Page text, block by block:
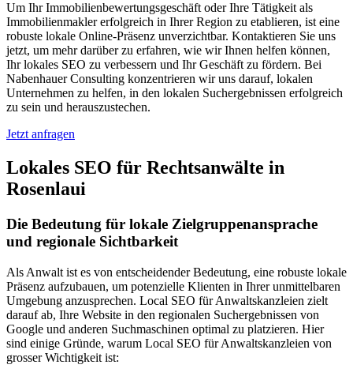
Um Ihr Immobilienbewertungsgeschäft oder Ihre Tätigkeit als
Immobilienmakler erfolgreich in Ihrer Region zu etablieren, ist eine
robuste lokale Online-Präsenz unverzichtbar. Kontaktieren Sie uns
jetzt, um mehr darüber zu erfahren, wie wir Ihnen helfen können,
Ihr lokales SEO zu verbessern und Ihr Geschäft zu fördern. Bei
Nabenhauer Consulting konzentrieren wir uns darauf, lokalen
Unternehmen zu helfen, in den lokalen Suchergebnissen erfolgreich
zu sein und herauszustechen.
Jetzt anfragen
Lokales SEO für Rechtsanwälte in
Rosenlaui
Die Bedeutung für lokale Zielgruppenansprache
und regionale Sichtbarkeit
Als Anwalt ist es von entscheidender Bedeutung, eine robuste lokale
Präsenz aufzubauen, um potenzielle Klienten in Ihrer unmittelbaren
Umgebung anzusprechen. Local SEO für Anwaltskanzleien zielt
darauf ab, Ihre Website in den regionalen Suchergebnissen von
Google und anderen Suchmaschinen optimal zu platzieren. Hier
sind einige Gründe, warum Local SEO für Anwaltskanzleien von
grosser Wichtigkeit ist: